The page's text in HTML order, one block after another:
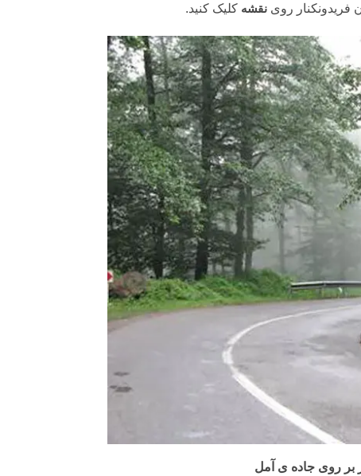
فریدونکنار روی نقشه کلیک کنید.
بر روی جاده ی آمل